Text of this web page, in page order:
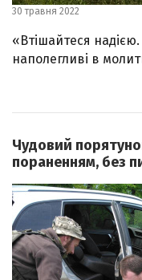
30 травня 2022
«Втішайтеся надією.
наполегливі в
Чудовий
пораненням, без